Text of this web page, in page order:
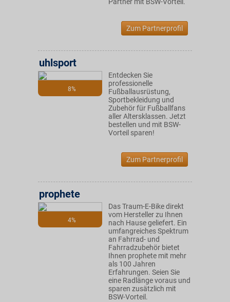
Zum Partnerprofil
8%
uhlsport
Entdecken Sie
professionelle
Fußballausrüstung,
Sportbekleidung und
Zubehör für Fußballfans
aller Altersklassen. Jetzt
bestellen und mit BSW-
Vorteil sparen!
Zum Partnerprofil
4%
prophete
Das Traum-E-Bike direkt
vom Hersteller zu Ihnen
nach Hause geliefert. Ein
umfangreiches Spektrum
an Fahrrad- und
Fahrradzubehör bietet
Ihnen prophete mit mehr
als 100 Jahren
Erfahrungen. Seien Sie
eine Radlänge voraus und
sparen zusätzlich mit
BSW-Vorteil.